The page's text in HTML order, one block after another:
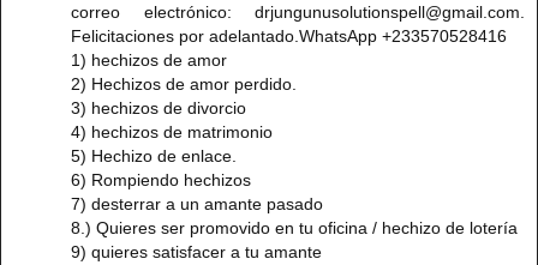
correo electrónico: drjungunusolutionspell@gmail.com.
Felicitaciones por adelantado.WhatsApp +233570528416
1) hechizos de amor
2) Hechizos de amor perdido.
3) hechizos de divorcio
4) hechizos de matrimonio
5) Hechizo de enlace.
6) Rompiendo hechizos
7) desterrar a un amante pasado
8.) Quieres ser promovido en tu oficina / hechizo de lotería
9) quieres satisfacer a tu amante